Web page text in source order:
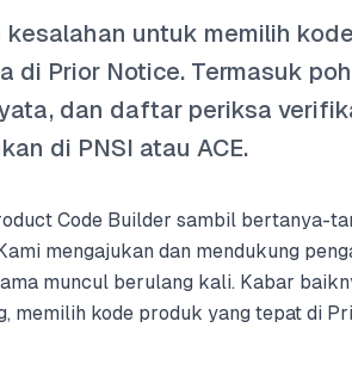
untuk memilih
di Prior Notice. Termasuk
dan daftar periksa
di PNSI atau ACE.
Code Builder sambil bertanya-
mengajukan dan mendukung
muncul berulang kali. Kabar
memilih kode produk yang tepat di